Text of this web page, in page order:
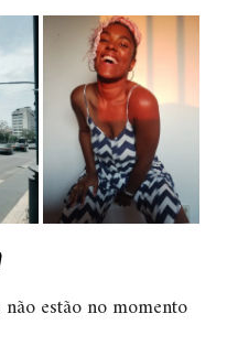
estão no momento